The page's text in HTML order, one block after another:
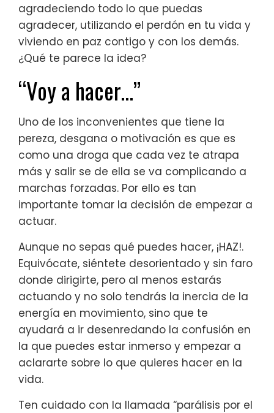
agradeciendo todo lo que puedas
agradecer, utilizando el perdón en tu vida y
viviendo en paz contigo y con los demás.
¿Qué te parece la idea?
“Voy a hacer…”
Uno de los inconvenientes que tiene la
pereza, desgana o motivación es que es
como una droga que cada vez te atrapa
más y salir se de ella se va complicando a
marchas forzadas. Por ello es tan
importante tomar la decisión de empezar a
actuar.
Aunque no sepas qué puedes hacer, ¡HAZ!.
Equivócate, siéntete desorientado y sin faro
donde dirigirte, pero al menos estarás
actuando y no solo tendrás la inercia de la
energía en movimiento, sino que te
ayudará a ir desenredando la confusión en
la que puedes estar inmerso y empezar a
aclararte sobre lo que quieres hacer en la
vida.
Ten cuidado con la llamada “parálisis por el